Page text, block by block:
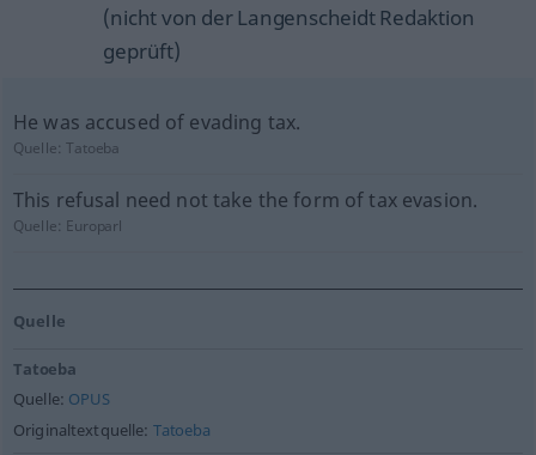
(nicht von der Langenscheidt Redaktion
geprüft)
He was accused of evading tax.
Quelle:Tatoeba
This refusal need not take the form of tax evasion.
Quelle: Europarl
Quelle
Tatoeba
Quelle: OPUS
Originaltextquelle: Tatoeba